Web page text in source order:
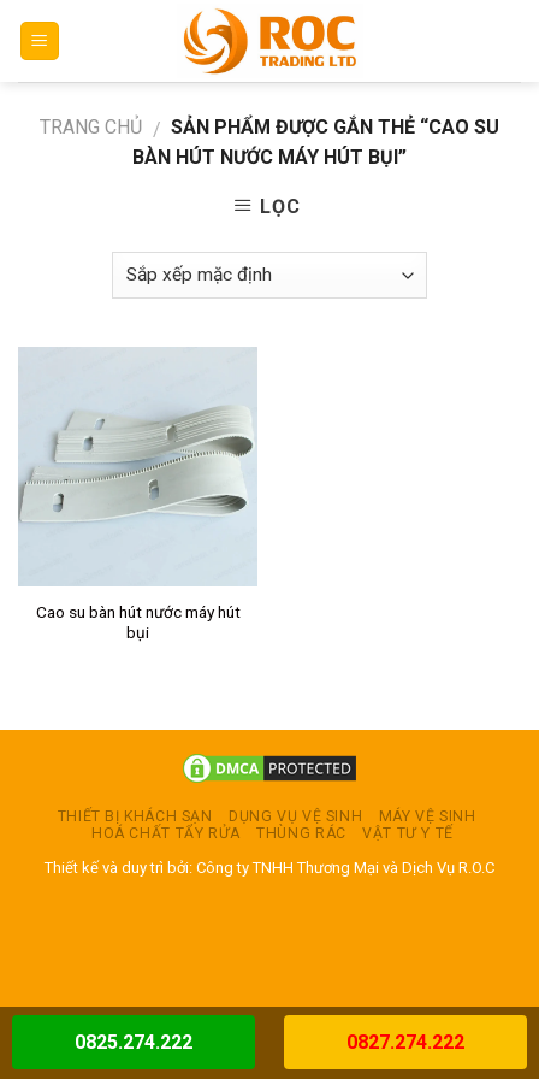
TRANG CHỦ / SẢN PHẨM ĐƯỢC GẮN THẺ “CAO SU
BÀN HÚT NƯỚC MÁY HÚT BỤI”
LỌC
Cao su bàn hút nước máy hút
bụi
THIẾT BỊ KHÁCH SẠN DỤNG VỤ VỆ SINH
MÁY VỆ SINH
HOÁ CHẤT TẨY RỬA
THÙNG RÁC VẬT TƯ Y TẾ
Thiết kế và duy trì bởi: Công ty TNHH Thương Mại và Dịch Vụ R.O.C
0825.274.222 0827.274.222